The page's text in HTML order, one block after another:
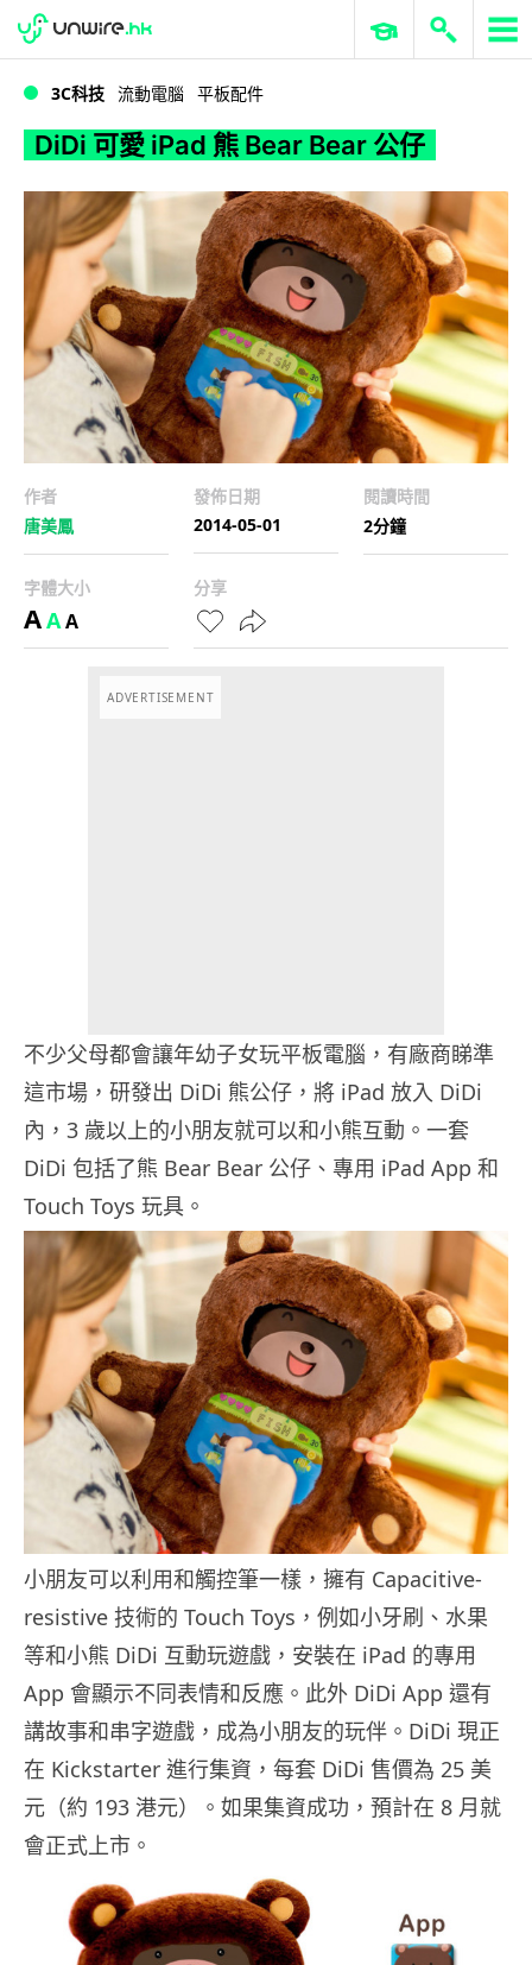
DiDi 可愛 iPad 熊 Bear Bear 公仔
WWDC 2026 ERP 與商業 AI
3C科技 流動電腦 平板配件
DiDi 可愛 iPad 熊 Bear Bear 公仔
作者
唐美鳳
發佈日期
2014-05-01
閱讀時間
2分鐘
字體大小
AAA
分享
ADVERTISEMENT
不少父母都會讓年幼子女玩平板電腦，有廠商睇準
這市場，研發出 DiDi 熊公仔，將 iPad 放入 DiDi
內，3 歲以上的小朋友就可以和小熊互動。一套
DiDi 包括了熊 Bear Bear 公仔、專用 iPad App 和
Touch Toys 玩具。
小朋友可以利用和觸控筆一樣，擁有 Capacitive-
resistive 技術的 Touch Toys，例如小牙刷、水果
等和小熊 DiDi 互動玩遊戲，安裝在 iPad 的專用
App 會顯示不同表情和反應。此外 DiDi App 還有
講故事和串字遊戲，成為小朋友的玩伴。DiDi 現正
在 Kickstarter 進行集資，每套 DiDi 售價為 25 美
元（約 193 港元）。如果集資成功，預計在 8 月就
會正式上市。